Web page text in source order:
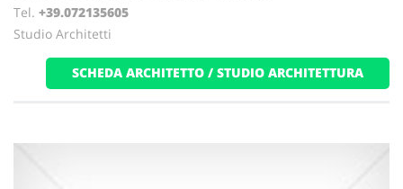
Tel. +39.072135605
Studio Architetti
SCHEDA ARCHITETTO / STUDIO ARCHITETTURA